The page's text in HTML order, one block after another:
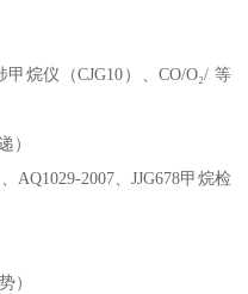
烷仪（CJG10）、CO/O₂/ 等
）
2007、JJG678甲烷检
）